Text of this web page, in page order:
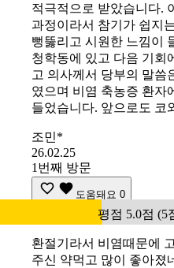
적극적으로 받았습니다.
과정이라서 참기가 쉽지
뻥뚫리고 시원한 느낌이
청학동에 있고 다음 기회
고 의사께서 당부의 말씀
였으며 비염 축농증 환자
들었습니다. 앞으로도 코
조민*
26.02.25
1번째 방문
도움돼요 0
평점 5.0점 (5
환절기라서 비염때문에
주신 약먹고 많이 좋아졌